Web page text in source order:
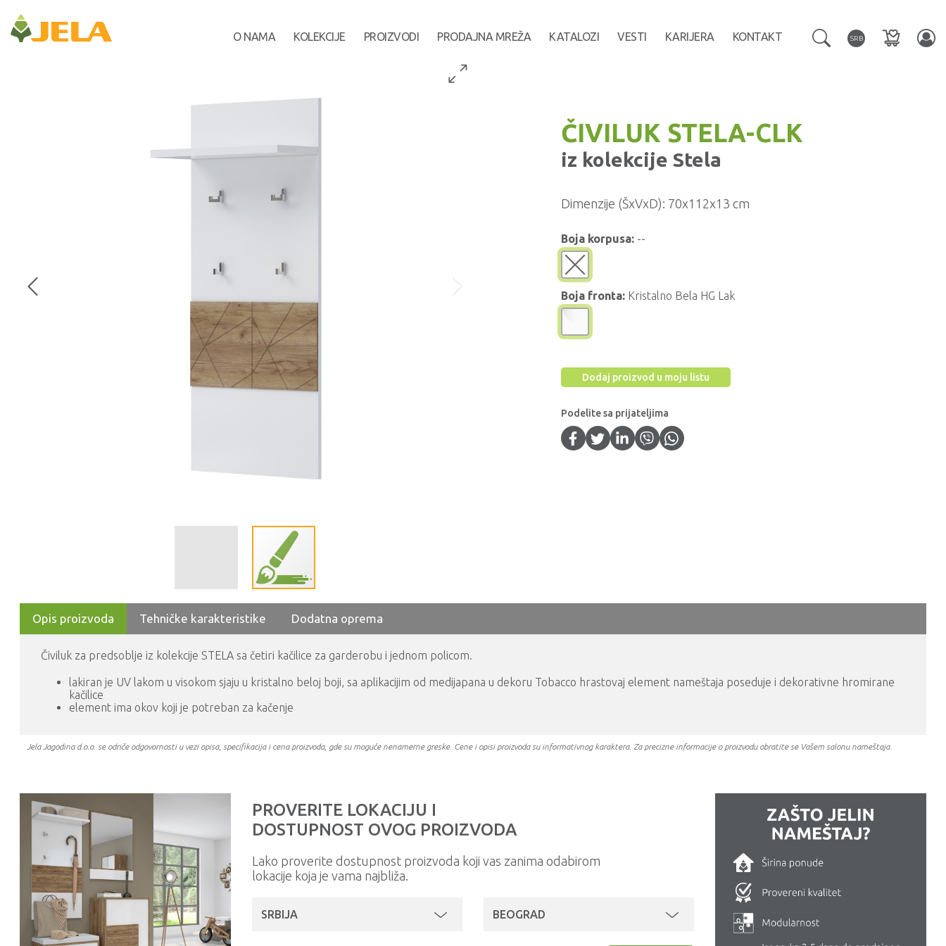
O NAMA KOLEKCIJE PROIZVODI PRODAJNA MREŽA KATALOZI VESTI KARIJERA KONTAKT SRB
ČIVILUK STELA-CLK
iz kolekcije Stela
Dimenzije (ŠxVxD): 70x112x13 cm
Boja korpusa: --
Boja fronta: Kristalno Bela HG Lak
Dodaj proizvod u moju listu
Podelite sa prijateljima
Opis proizvoda Tehničke karakteristike Dodatna oprema
Čiviluk za predsoblje iz kolekcije STELA sa četiri kačilice za garderobu i jednom policom.
lakiran je UV lakom u visokom sjaju u kristalno beloj boji, sa aplikacijim od medijapana u dekoru Tobacco hrastovaj element nameštaja poseduje i dekorativne hromirane
kačilice
element ima okov koji je potreban za kačenje
Jela Jagodina d.o.o. se odriče odgovornosti u vezi opisa, specifikacija i cena proizvoda, gde su moguće nenamerne greske. Cene i opisi proizvoda su informativnog karaktera. Za precizne informacije o proizvodu obratite se Vašem salonu nameštaja.
PROVERITE LOKACIJU I
DOSTUPNOST OVOG PROIZVODA
Lako proverite dostupnost proizvoda koji vas zanima odabirom
lokacije koja je vama najbliža.
SRBIJA BEOGRAD